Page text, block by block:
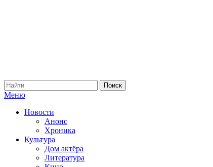
Меню
Новости
Анонс
Хроника
Культура
Дом актёра
Литература